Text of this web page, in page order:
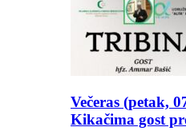
Večeras (petak,
Kikačima gost